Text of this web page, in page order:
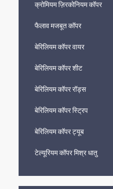
क्रोमियम ज़िरकोनियम कॉपर
फैलाव मजबूत कॉपर
बेरिलियम कॉपर वायर
बेरिलियम कॉपर शीट
बेरिलियम कॉपर रॉड्स
बेरिलियम कॉपर स्ट्रिप
बेरिलियम कॉपर ट्यूब
टेल्यूरियम कॉपर मिश्र धातु